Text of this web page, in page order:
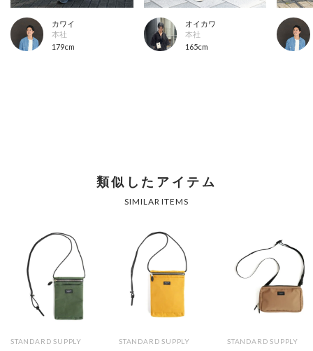
カワイ
本社
179cm
オイカワ
本社
165cm
類似したアイテム
SIMILAR ITEMS
STANDARD SUPPLY STANDARD SUPPLY STANDARD SUPPLY